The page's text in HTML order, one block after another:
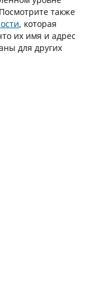
также
, которая
их имя и адрес
для других